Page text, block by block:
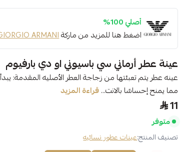
أصلي 100%
اضغط هنا للمزيد من ماركةARMANI
عينة عطر أرماني سي باسيوني او دي بارفيوم
عينه عطر يتم تعبئتها من زجاجة العطر الأصليه المقدمة:
مما يمنح إحساسًا بالانت...قراءة المزيد
11
متوفر
تصنيف المنتج:عينات عطور نسائيه